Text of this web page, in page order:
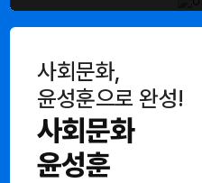
사회문화,
윤성훈으로 완성!
사회문화
윤성훈